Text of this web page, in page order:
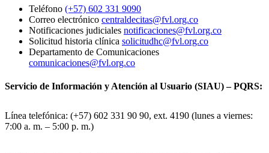
Teléfono (+57) 602 331 9090
Correo electrónico centraldecitas@fvl.org.co
Notificaciones judiciales notificaciones@fvl.org.co
Solicitud historia clínica solicitudhc@fvl.org.co
Departamento de Comunicaciones
comunicaciones@fvl.org.co
Servicio de Información y Atención al Usuario (SIAU) – PQRS:
Línea telefónica: (+57) 602 331 90 90, ext. 4190 (lunes a viernes:
7:00 a. m. – 5:00 p. m.)